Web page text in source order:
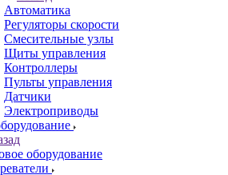
Автоматика
Регуляторы скорости
Смесительные узлы
Щиты управления
Контроллеры
Пульты управления
Датчики
Электроприводы
оборудование